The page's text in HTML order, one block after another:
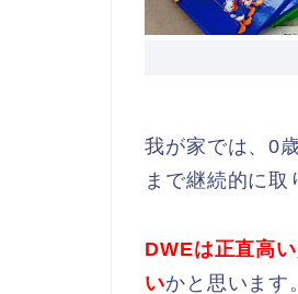
我が家では、0
まで継続的に取
DWEは正直高
いかと思います